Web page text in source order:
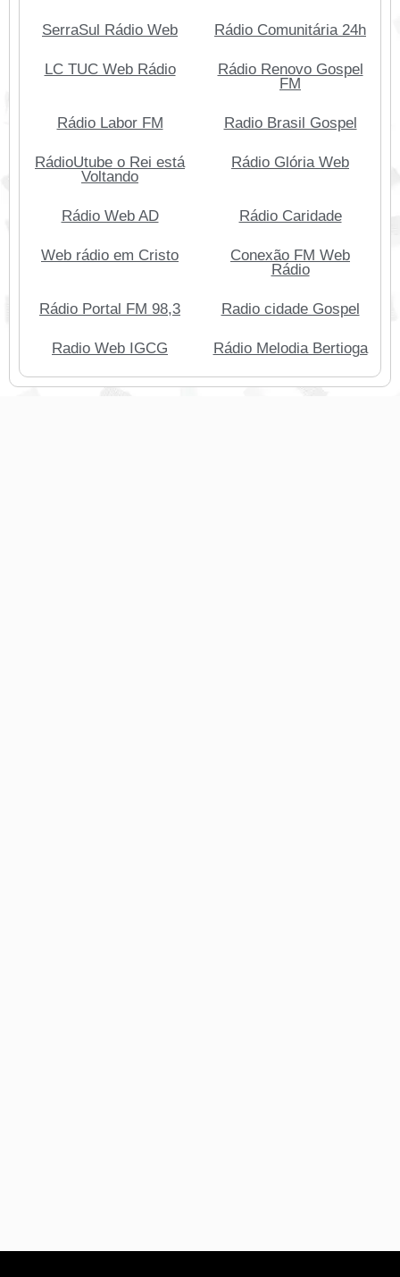
SerraSul Rádio Web Rádio Comunitária 24h
LC TUC Web Rádio
Rádio Renovo Gospel
FM
Rádio Labor FM Radio Brasil Gospel
RádioUtube o Rei está
Voltando
Rádio Glória Web
Rádio Web AD Rádio Caridade
Web rádio em Cristo
Conexão FM Web
Rádio
Rádio Portal FM 98,3 Radio cidade Gospel
Radio Web IGCG Rádio Melodia Bertioga